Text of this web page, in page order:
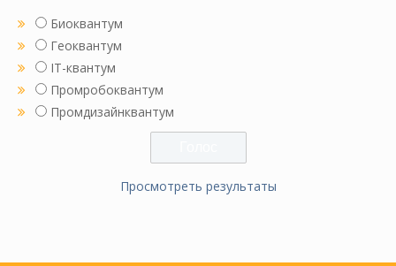
Биоквантум
Геоквантум
IT-квантум
Промробоквантум
Промдизайнквантум
Просмотреть результаты